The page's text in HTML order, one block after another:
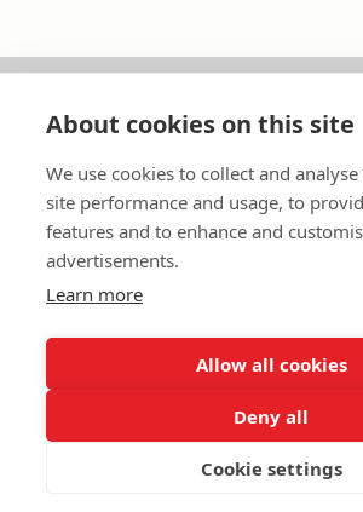
In English
Standardavtal
Snabblänkar
In English
About cookies on this site
We use cookies to collect and
site performance and usage, to
features and to enhance and
advertisements.
Learn more
Allow all cookies
Deny all
Cookie settings